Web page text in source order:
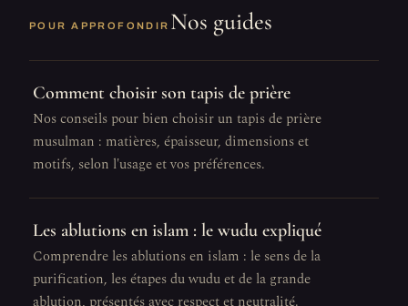
POUR APPROFONDIR Nos guides
Comment choisir son tapis de prière
Nos conseils pour bien choisir un tapis de prière
musulman : matières, épaisseur, dimensions et
motifs, selon l'usage et vos préférences.
Les ablutions en islam : le wudu expliqué
Comprendre les ablutions en islam : le sens de la
purification, les étapes du wudu et de la grande